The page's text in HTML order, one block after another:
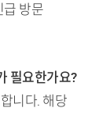
급 방문
필요한가요?
니다. 해당